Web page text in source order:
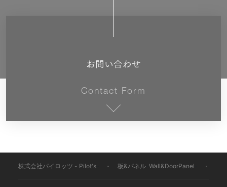
お問い合わせ
Contact Form
株式会社パイロッツ - Pilot's 板&パネル Wall&DoorPanel